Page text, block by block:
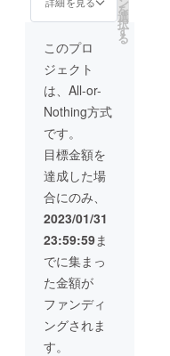
容液を
購入し
だいた
方に限
り、２
回目・
３回目
は、メ
価格の
10,780
円（税
込）で
美容液
を購入
するこ
とが出
来ま
す。
●また、
希望す
れば、
「VOIC
肩甲骨
周りの
ほぐし
・仰向
けにな
り、デ
コル
テ、肩
筋肉の
ほぐし
・その
まま、
お顔の
小顔矯
正コル
ギ ※詳
細は
ホット
ペッ
パーを
ご覧く
ださ
させて
いただ
す。
基づく
医療、
診療行
為では
ませ
ん。効
果には
がござ
います
ことを
予めご
了承く
ださ
い。
【クラ
ウド
ファン
てこの
は、か
なりお
す！！
会に、
お試し
を！！
〈施術
の流
オ
イルを
使用し
たト
リート
メント
です。
る爽快
感！！
」は当
店リ
ピー
ター様
き！！
服を着
たまま
施術が
出来ま
すの
で、気
軽にお
越しい
ただけ
ます。
頭痛が
ある
にかく
疲れが
溜まっ
ていて
リフ
レッ
シュし
たい方
コース
です。
背中、
肩甲骨
周り、
デコル
テ、肩
周りと
上半身
の緊張
や凝り
をくま
なくほ
を
選
択
す
る
このプロ
ジェクト
は、All-or-
Nothing方式
です。
目標金額を
達成した場
合にのみ、
2023/01/31
23:59:59ま
でに集まっ
た金額が
ファンディ
ングされま
す。